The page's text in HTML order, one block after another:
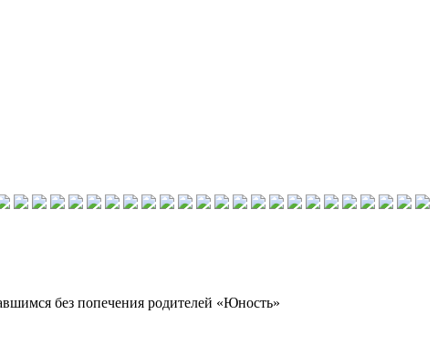
без попечения родителей «Юность»